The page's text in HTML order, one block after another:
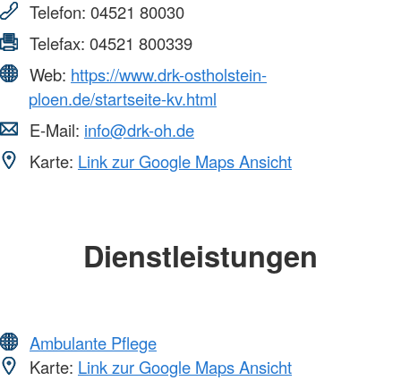
Telefon: 04521 80030
Telefax: 04521 800339
Web: https://www.drk-ostholstein-
ploen.de/startseite-kv.html
E-Mail: info@drk-oh.de
Karte: Link zur Google Maps Ansicht
Dienstleistungen
Ambulante Pflege
Karte: Link zur Google Maps Ansicht